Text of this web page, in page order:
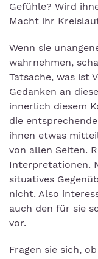
Gefühle? Wird
Macht ihr
Wenn sie
wahrnehmen,
Tatsache, was ist
Gedanken an
innerlich diesem
die
ihnen etwas
von allen Seiten.
Interpretationen.
situatives
nicht. Also
auch den für sie
vor.
Fragen sie sich,